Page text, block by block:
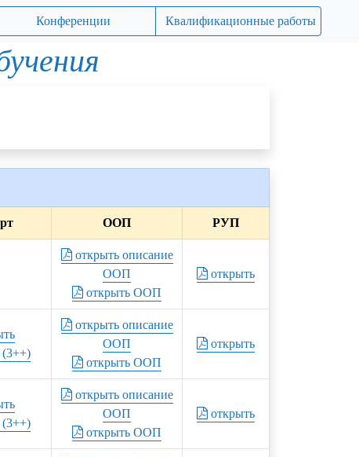
Конференции Квалификационные работы
ООП РУП
открыть описание
ООП
открыть ООП
открыть
(3++)
открыть описание
ООП
открыть ООП
открыть
(3++)
открыть описание
ООП
открыть ООП
открыть